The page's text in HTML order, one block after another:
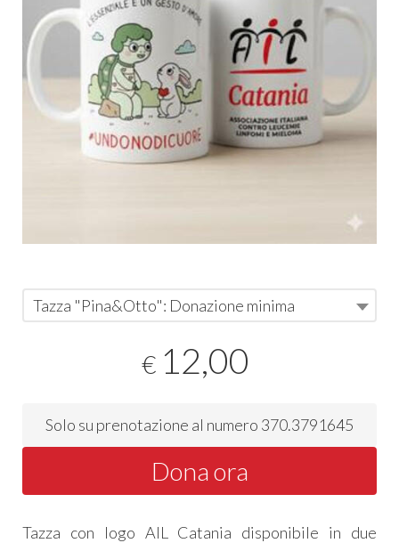
Tazza "Pina&Otto": Donazione minima
€ 12,00
Solo su prenotazione al numero 370.3791645
Dona ora
Tazza con logo AIL Catania disponibile in due